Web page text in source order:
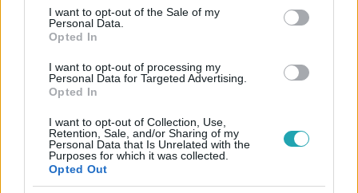
consent section.
I want to opt-out of the Sale of my
Personal Data.
Opted In
I want to opt-out of processing my
Personal Data for Targeted Advertising.
Opted In
I want to opt-out of Collection, Use,
Retention, Sale, and/or Sharing of my
Personal Data that Is Unrelated with the
Purposes for which it was collected.
Opted Out
Népszerű